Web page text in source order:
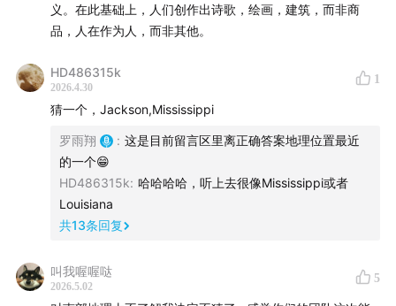
过程中让我不断重新理解许多问题、并让我反过来质疑我
自己的人。
义。在此基础上，人们创作出诗歌，绘画，建筑，而非商
品，人在作为人，而非其他。
HD486315k
2026.4.30
1
猜一个，Jackson,Mississippi
罗雨翔 : 这是目前留言区里离正确答案地理位置最近
的一个😁
HD486315k: 哈哈哈哈，听上去很像Mississippi或者
Louisiana
共13条回复
叫我喔喔哒
2026.5.02
5